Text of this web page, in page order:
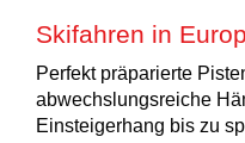
Skifahren in
Perfekt präparierte
abwechslungsreiche
Einsteigerhang bis zu